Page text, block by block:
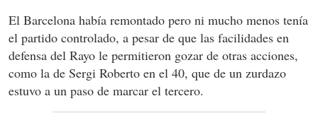
El Barcelona había remontado pero ni mucho menos tenía
el partido controlado, a pesar de que las facilidades en
defensa del Rayo le permitieron gozar de otras acciones,
como la de Sergi Roberto en el 40, que de un zurdazo
estuvo a un paso de marcar el tercero.